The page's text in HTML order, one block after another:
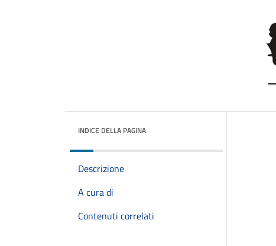
INDICE DELLA PAGINA
Descrizione
A cura di
Contenuti correlati